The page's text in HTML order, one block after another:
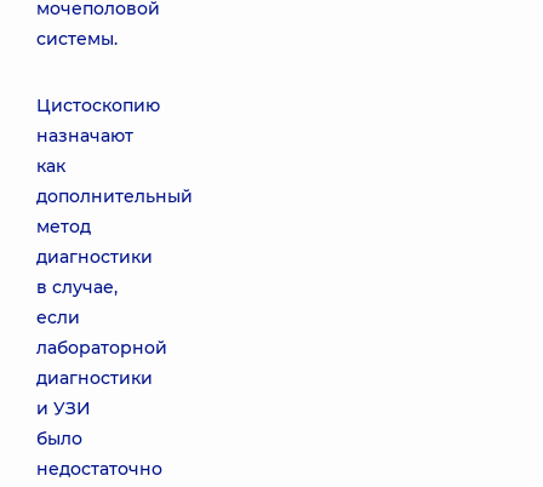
мочеполовой
системы.
Цистоскопию
назначают
как
дополнительный
метод
диагностики
в случае,
если
лабораторной
диагностики
и УЗИ
было
недостаточно